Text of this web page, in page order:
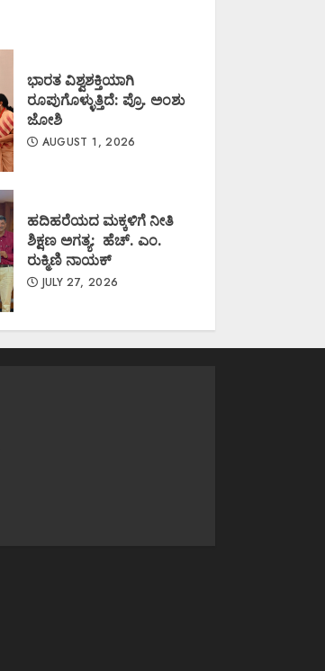
ಭಾರತ ವಿಶ್ವಶಕ್ತಿಯಾಗಿ
ರೂಪುಗೊಳ್ಳುತ್ತಿದೆ: ಪ್ರೊ. ಅಂಶು
ಜೋಶಿ
AUGUST 1, 2026
ಹದಿಹರೆಯದ ಮಕ್ಕಳಿಗೆ ನೀತಿ
ಶಿಕ್ಷಣ ಅಗತ್ಯ: ಹೆಚ್. ಎಂ.
ರುಕ್ಮಿಣಿ ನಾಯಕ್
JULY 27, 2026